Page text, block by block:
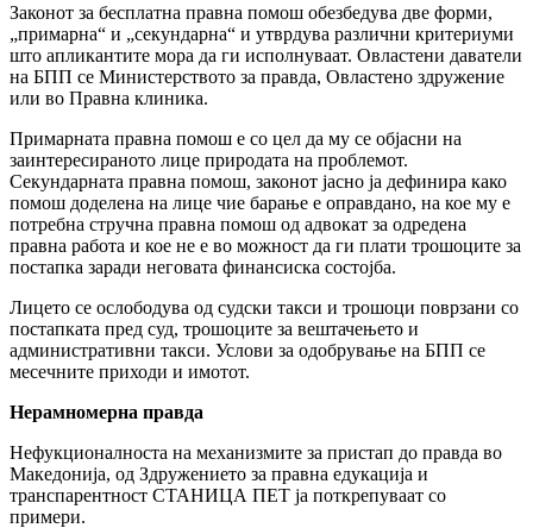
Законот за бесплатна правна помош обезбедува две форми,
„примарна“ и „секундарна“ и утврдува различни критериуми
што апликантите мора да ги исполнуваат. Овластени даватели
на БПП се Министерството за правда, Овластено здружение
или во Правна клиника.
Примарната правна помош е со цел да му се објасни на
заинтересираното лице природата на проблемот.
Секундарната правна помош, законот јасно ја дефинира како
помош доделена на лице чие барање е оправдано, на кое му е
потребна стручна правна помош од адвокат за одредена
правна работа и кое не е во можност да ги плати трошоците за
постапка заради неговата финансиска состојба.
Лицето се ослободува од судски такси и трошоци поврзани со
постапката пред суд, трошоците за вештачењето и
административни такси. Услови за одобрување на БПП се
месечните приходи и имотот.
Нерамномерна правда
Нефукционалноста на механизмите за пристап до правда во
Македонија, од Здружението за правна едукација и
транспарентност СТАНИЦА ПЕТ ја поткрепуваат со
примери.